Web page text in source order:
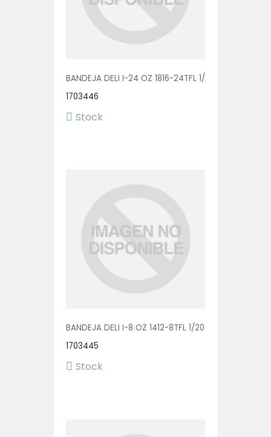
BANDEJA DELI I-24 OZ 1816-24TFL 1/200
1703446
Stock
BANDEJA DELI I-8 OZ 1412-8TFL 1/200
1703445
Stock